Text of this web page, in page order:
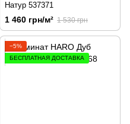
Натур 537371
1 460 грн/м² 1 530 грн
−5%
БЕСПЛАТНАЯ ДОСТАВКА